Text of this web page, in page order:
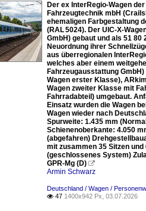
Der ex InterRegio-Wagen
Fahrzeugtechnik mbH
ehemaligen Farbgestaltung
(RAL 5024). Der UIC-X-
GmbH) gebaut und als 51
Neuordnung ihrer
aus überregionalen
welches aber einem
Fahrzeugausstattung
Wagen erster Klasse),
Wagen zweiter Klasse mit
Fahrradabteil) umgebaut.
Einsatz wurden die Wagen
Wagen wieder nach
Spurweite: 1.435 mm
Schienenoberkante: 4.050
(abgefahren)
mit zusammen 35 Sitzen
(geschlossenes System)
GPR-Mg (D) 
Armin Schwarz
Deutschland / Wagen /
 47 1400x942 Px, 03.07.2026